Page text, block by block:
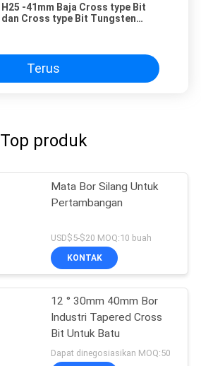
H25 -41mm Baja Cross type Bit
dan Cross type Bit Tungsten
Terus
Top produk
Mata Bor Silang Untuk
Pertambangan
USD$5-$20 MOQ:10 buah
KONTAK
12 ° 30mm 40mm Bor
Industri Tapered Cross
Bit Untuk Batu
Dapat dinegosiasikan MOQ:50